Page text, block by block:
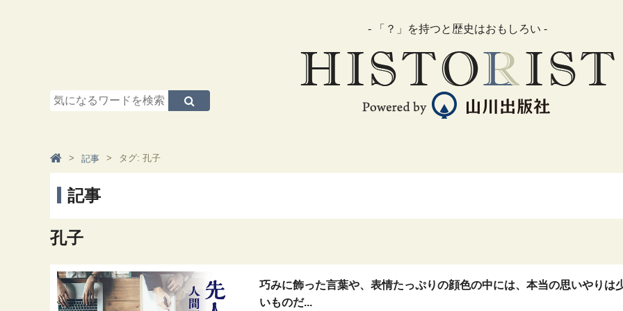
- 「？」を持つと歴史はおもしろい -
記事 タグ: 孔子
記事
孔子
巧みに飾った言葉や、表情たっぷりの顔色の中には、本当の思いやりは
いものだ...